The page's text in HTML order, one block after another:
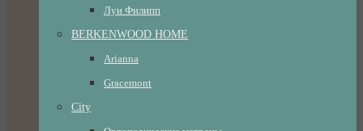
Луи Филипп
BERKENWOOD HOME
Arianna
Gracemont
City